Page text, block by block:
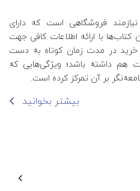
فروشگاهی است که دارای
با ارائه اطلاعات کافی جهت
در مدت زمان کوتاه به دست
هم داشته باشد؛ ویژگی‌هایی که
بر آن تمرکز کرده است.
بیشتر بخوانید